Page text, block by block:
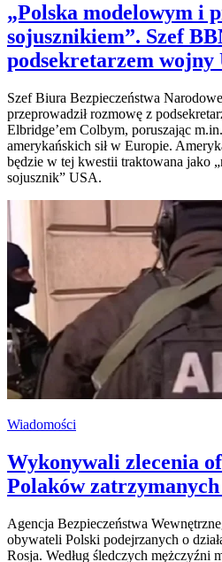
„Polska modelowym i
sojusznikiem”. Szef
podsekretarzem wojny
Szef Biura Bezpieczeństwa
przeprowadził rozmowę z
Elbridge’em Colbym, poruszając
amerykańskich sił w Europie.
będzie w tej kwestii traktowana jako
sojusznik” USA.
Wiadomości
Wykonywali zlecenia
Polaków
Agencja Bezpieczeństwa
obywateli Polski podejrzanych o
Rosja. Według śledczych mężczyźni